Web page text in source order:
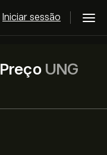
Iniciar sessão
UNG